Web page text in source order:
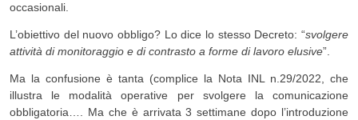
occasionali.
L’obiettivo del nuovo obbligo? Lo dice lo stesso Decreto: “svolgere
attività di monitoraggio e di contrasto a forme di lavoro elusive”.
Ma la confusione è tanta (complice la Nota INL n.29/2022, che
illustra le modalità operative per svolgere la comunicazione
obbligatoria…. Ma che è arrivata 3 settimane dopo l’introduzione